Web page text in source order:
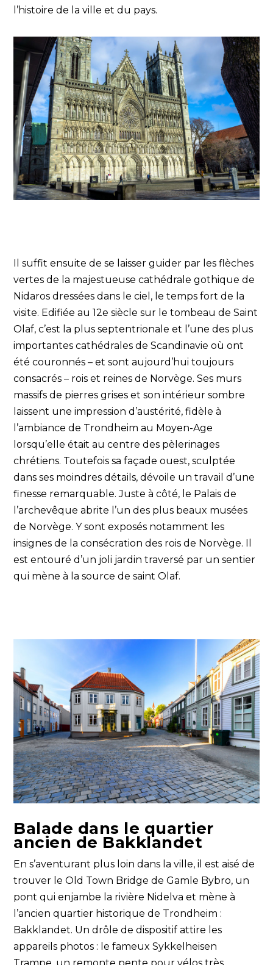
l’histoire de la ville et du pays.
Il suffit ensuite de se laisser guider par les flèches
vertes de la majestueuse cathédrale gothique de
Nidaros dressées dans le ciel, le temps fort de la
visite. Edifiée au 12e siècle sur le tombeau de Saint
Olaf, c’est la plus septentrionale et l’une des plus
importantes cathédrales de Scandinavie où ont
été couronnés – et sont aujourd’hui toujours
consacrés – rois et reines de Norvège. Ses murs
massifs de pierres grises et son intérieur sombre
laissent une impression d’austérité, fidèle à
l’ambiance de Trondheim au Moyen-Age
lorsqu’elle était au centre des pèlerinages
chrétiens. Toutefois sa façade ouest, sculptée
dans ses moindres détails, dévoile un travail d’une
finesse remarquable. Juste à côté, le Palais de
l’archevêque abrite l’un des plus beaux musées
de Norvège. Y sont exposés notamment les
insignes de la consécration des rois de Norvège. Il
est entouré d’un joli jardin traversé par un sentier
qui mène à la source de saint Olaf.
Balade dans le quartier
ancien de Bakklandet
En s’aventurant plus loin dans la ville, il est aisé de
trouver le Old Town Bridge de Gamle Bybro, un
pont qui enjambe la rivière Nidelva et mène à
l’ancien quartier historique de Trondheim :
Bakklandet. Un drôle de dispositif attire les
appareils photos : le fameux Sykkelheisen
Trampe, un remonte pente pour vélos très